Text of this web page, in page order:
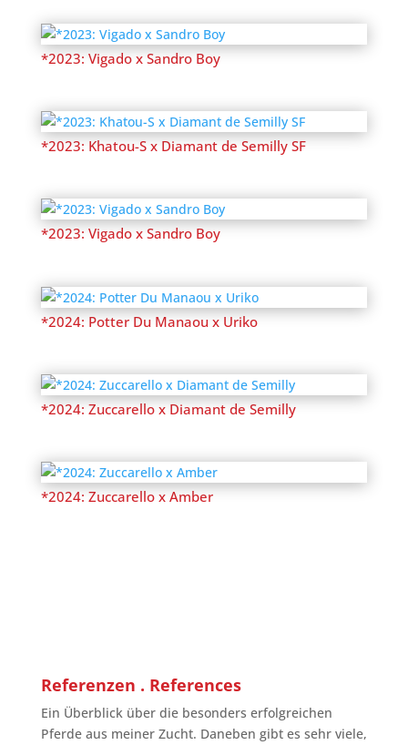
*2023: Vigado x Sandro Boy
*2023: Khatou-S x Diamant de Semilly SF
*2023: Vigado x Sandro Boy
*2024: Potter Du Manaou x Uriko
*2024: Zuccarello x Diamant de Semilly
*2024: Zuccarello x Amber
Referenzen . References
Ein Überblick über die besonders erfolgreichen
Pferde aus meiner Zucht. Daneben gibt es sehr viele,